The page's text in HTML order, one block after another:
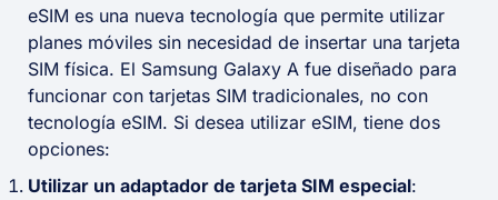
eSIM es una nueva tecnología que permite utilizar
planes móviles sin necesidad de insertar una tarjeta
SIM física. El Samsung Galaxy A fue diseñado para
funcionar con tarjetas SIM tradicionales, no con
tecnología eSIM. Si desea utilizar eSIM, tiene dos
opciones:
Utilizar un adaptador de tarjeta SIM especial: